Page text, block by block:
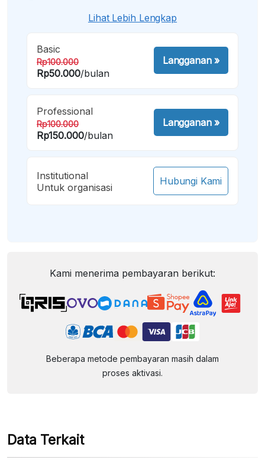
Lihat Lebih Lengkap
Basic
Rp100.000
Rp50.000/bulan
Langganan»
Professional
Rp100.000
Rp150.000/bulan
Langganan»
Institutional
Untuk organisasi
Hubungi Kami
Kami menerima pembayaran berikut:
Beberapa metode pembayaran masih dalam
proses aktivasi.
Data Terkait